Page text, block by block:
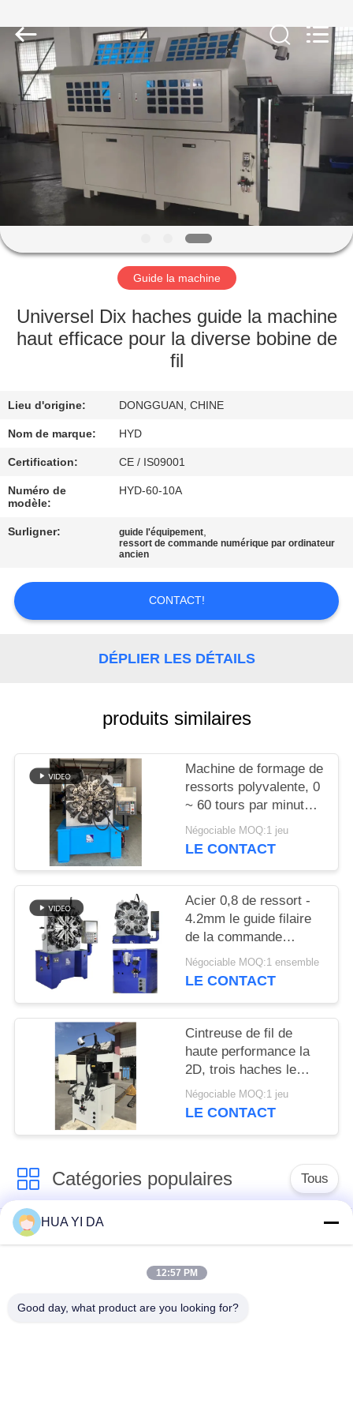
MAISON
PRODUITS
AU
SUJET
DE
NOUS
VISITE
D'USINE
DE
QUALITÉ
CONTACTEZ-
NOUS
NOUVELLES
DEMANDEZ
CITATION
SITE
PRIVACY
POLICY
Spring
Machinery
Rights
Reserved.
Guide la machine
Universel Dix haches guide la machine
haut efficace pour la diverse bobine de
fil
Lieu d'origine: DONGGUAN, CHINE
Nom de marque: HYD
Certification: CE / IS09001
Numéro de
modèle:
HYD-60-10A
Surligner: guide l'équipement,
ressort de commande numérique par ordinateur
ancien
CONTACT!
DÉPLIER LES DÉTAILS
produits similaires
Machine de formage de
ressorts polyvalente, 0
~ 60 tours par minute
Servo moteur 5,5 kW
avec fil de ressort de
Négociable MOQ:1 jeu
LE CONTACT
Acier 0,8 de ressort -
4.2mm le guide filaire
de la commande
numérique par
ordinateur Controlller
Négociable MOQ:1 ensemble
LE CONTACT
Cintreuse de fil de
haute performance la
2D, trois haches le
guide filaire de
l'équipement
Négociable MOQ:1 jeu
LE CONTACT
Catégories populaires Tous
machine de ressort
de commande
Machine de
ressort
HUA YI DA
12:57 PM
Good day, what product are you looking for?